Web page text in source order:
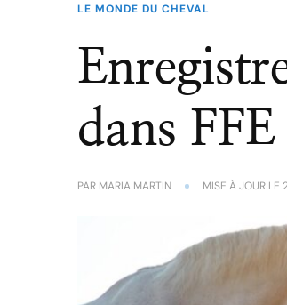
LE MONDE DU CHEVAL
dans
PAR MARIA MARTIN MISE À JOUR LE